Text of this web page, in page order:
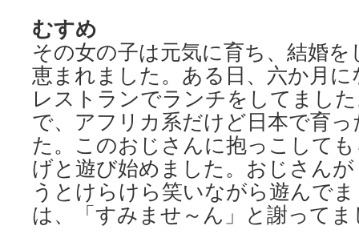
むすめ
その女の子は元気に育ち、結婚
恵まれました。ある日、六か月
レストランでランチをしてまし
で、アフリカ系だけど日本で育
た。このおじさんに抱っこして
げと遊び始めました。おじさん
うとけらけら笑いながら遊んで
は、「すみませ～ん」と謝ってま